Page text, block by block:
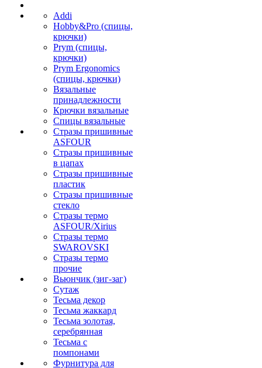
Addi
Hobby&Pro (спицы,
крючки)
Prym (спицы,
крючки)
Prym Ergonomics
(спицы, крючки)
Вязальные
принадлежности
Крючки вязальные
Спицы вязальные
Стразы пришивные
ASFOUR
Стразы пришивные
в цапах
Стразы пришивные
пластик
Стразы пришивные
стекло
Стразы термо
ASFOUR/Xirius
Стразы термо
SWAROVSKI
Стразы термо
прочие
Вьюнчик (зиг-заг)
Сутаж
Тесьма декор
Тесьма жаккард
Тесьма золотая,
серебрянная
Тесьма с
помпонами
Фурнитура для